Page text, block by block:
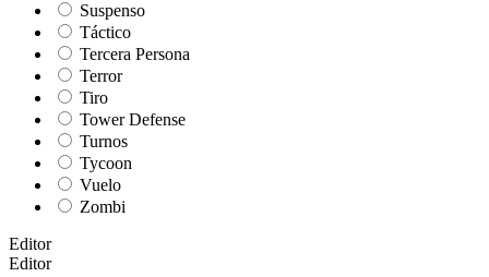
Suspenso
Táctico
Tercera Persona
Terror
Tiro
Tower Defense
Turnos
Tycoon
Vuelo
Zombi
Editor
Editor